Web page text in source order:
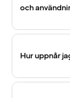
och
Hur uppnår